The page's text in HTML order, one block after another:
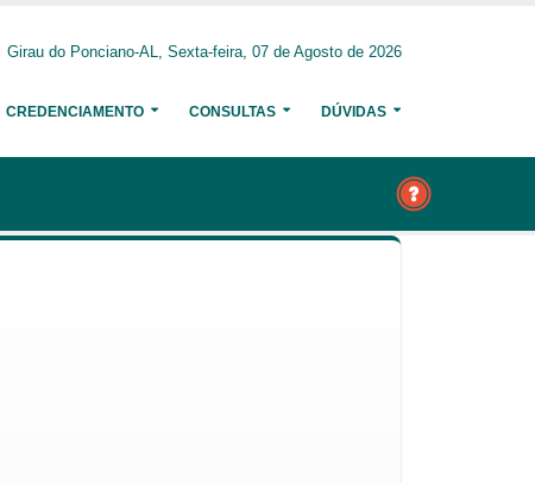
Girau do Ponciano-AL, Sexta-feira, 07 de Agosto de 2026
CREDENCIAMENTO CONSULTAS DÚVIDAS